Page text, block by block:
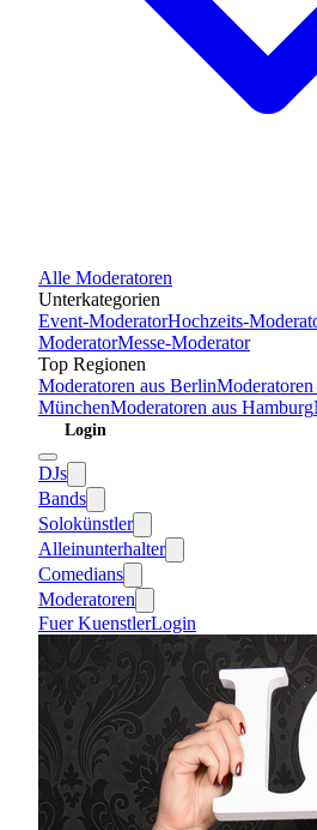
Alle Moderatoren
Unterkategorien
Event-ModeratorHochzeits-
ModeratorMesse-Moderator
Top Regionen
Moderatoren aus BerlinModeratoren
MünchenModeratoren aus Hamburg
Login
DJs
Bands
Solokünstler
Alleinunterhalter
Comedians
Moderatoren
Fuer KuenstlerLogin